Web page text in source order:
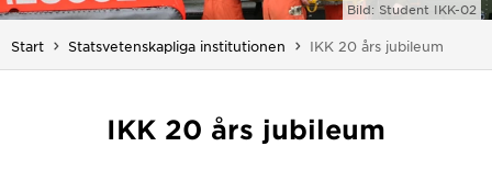
Bild: Student IKK-02
Start Statsvetenskapliga institutionen Du är här:
IKK 20 års jubileum
IKK 20 års jubileum